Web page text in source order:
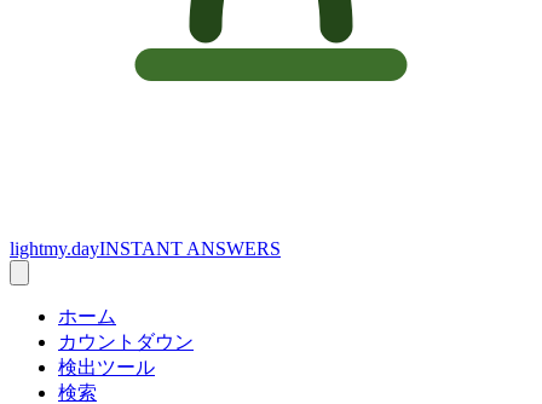
lightmy.dayINSTANT ANSWERS
ホーム
カウントダウン
検出ツール
検索